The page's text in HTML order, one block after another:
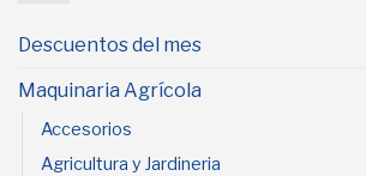
Descuentos del mes
Maquinaria Agrícola
Accesorios
Agricultura y Jardineria